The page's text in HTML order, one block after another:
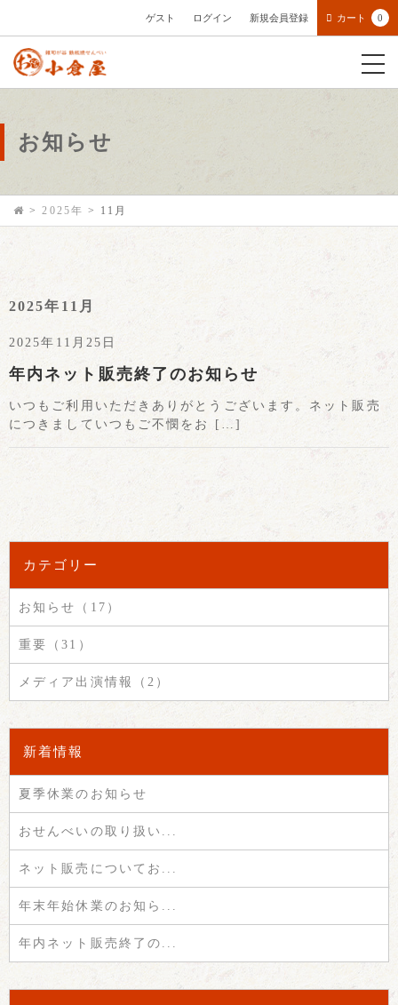
ゲスト ログイン 新規会員登録 カート 0
お知らせ
>2025年 > 11月
2025年11月
2025年11月25日
年内ネット販売終了のお知らせ
いつもご利用いただきありがとうございます。ネット販売
につきましていつもご不憫をお […]
カテゴリー
お知らせ（17）
重要（31）
メディア出演情報（2）
新着情報
夏季休業のお知らせ
おせんべいの取り扱い...
ネット販売についてお...
年末年始休業のお知ら...
年内ネット販売終了の...